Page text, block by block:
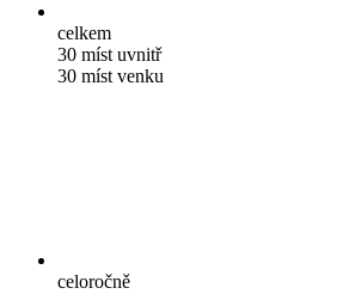
celkem
30 míst uvnitř
30 míst venku
celoročně